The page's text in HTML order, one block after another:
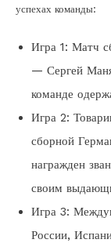
успехах команды:
Игра 1: Матч
— Сергей
команде
Игра 2:
сборной
награжден
своим
Игра 3:
России,